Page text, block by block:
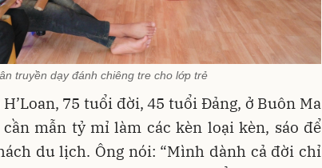
truyền dạy đánh chiêng tre cho lớp trẻ
75 tuổi đời, 45 tuổi Đảng, ở Buôn Ma
mẫn tỷ mỉ làm các kèn loại kèn, sáo để
du lịch. Ông nói: “Mình dành cả đời chỉ